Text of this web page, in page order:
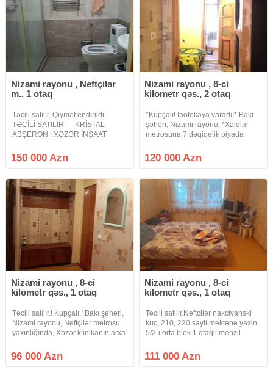
Nizami rayonu , Neftçilər
m., 1 otaq
Təcili satılır. Qiymət endirildi.
TƏCİLİ SATILIR — KRİSTAL
ABŞERON | XƏZƏR İNŞAAT
İnşaat layihəsində yerləşən,
yüksək keyfiyyətlə təmir olunmuş,
hazır 1
150 000 Azn
Nizami rayonu , 8-ci
kilometr qəs., 2 otaq
*Kupçalı! İpotekaya yararlı!* Bakı
şəhəri, Nizami rayonu, *Xalqlar
metrosuna 7 dəqiqəlik piyada
binanın 1-ci mərtəbəsində *ümumi
sahəsi 40 kv/m olan 2 otaqlı
120 000 Azn
Nizami rayonu , 8-ci
kilometr qəs., 1 otaq
Təcili satılır.! Kupçalı.! Bakı şəhəri,
Nizami rayonu, Neftçilər metrosu
yaxınlığında, Xəzər klinikanın arxa
tikilinin 1ci mərtəbəsində yerləşən
ümumi sahəsi 30 kv/m olan
96 000 Azn
Nizami rayonu , 8-ci
kilometr qəs., 1 otaq
Tecili satilir.Neftciler naxcivanski
kuc, 210, 220 sayli mektebe yaxin
5/2-i orta blok 1 otaqli menzil
qalir.qaz su, isiq daimidir.istilik
sistemi merkezidir.qeydiyyatda
111 000 Azn